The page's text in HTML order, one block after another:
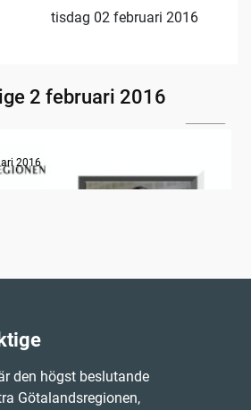
tisdag 02 februari 2016
2 februari 2016
ärenden
2016
den högst beslutande
Götalandsregionen,